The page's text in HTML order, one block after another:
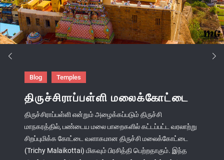
Blog Temples
திருச்சிராப்பள்ளி மலைக்கோட்டை
திருச்சிராப்பள்ளி என்றும் அழைக்கப்படும் திருச்சி
மாநகரத்தில், பண்டைய மலை பாறைகளில் கட்டப்பட்ட வரலாற்று
சிறப்புமிக்க கோட்டை வளாகமான திருச்சி மலைக்கோட்டை
(Trichy Malaikottai) மிகவும் பிரசித்தி பெற்றதாகும். இந்த